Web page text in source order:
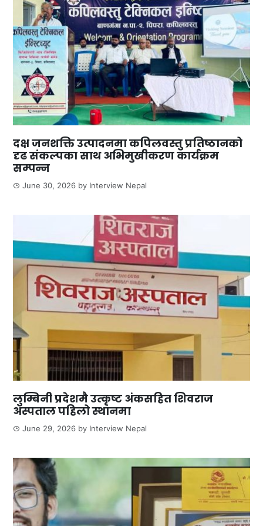
दक्ष जनशक्ति उत्पादनमा कपिलवस्तु प्रतिष्ठानको
दृढ संकल्पका साथ अभिमुखीकरण कार्यक्रम
सम्पन्न
June 30, 2026 by Interview Nepal
लुम्बिनी प्रदेशमै उत्कृष्ट अंकसहित शिवराज
अस्पताल पहिलो स्थानमा
June 29, 2026 by Interview Nepal